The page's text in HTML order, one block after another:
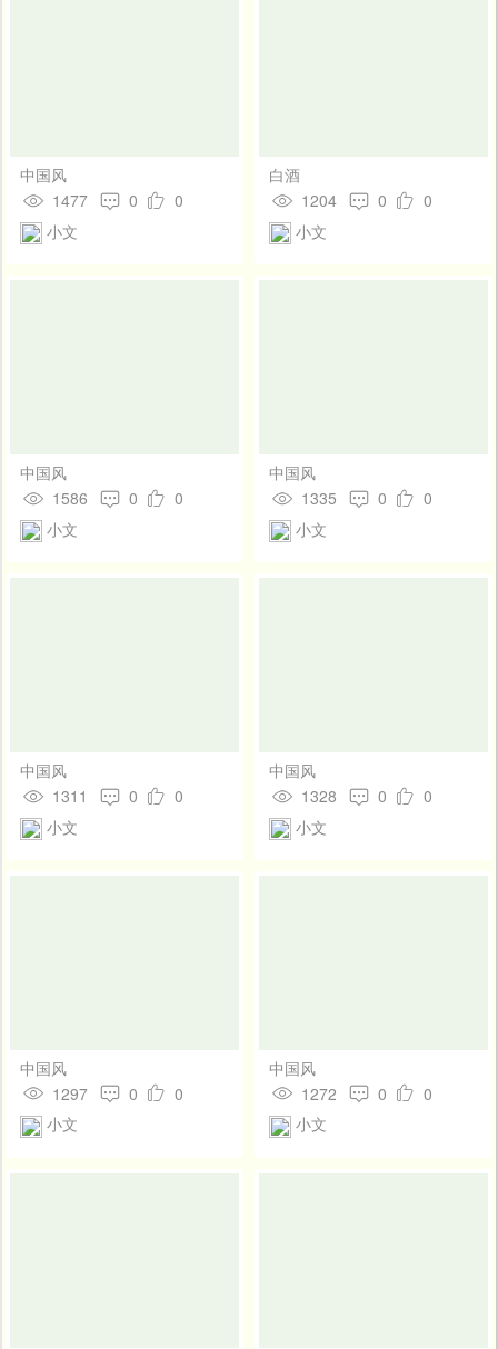
中国风
1477
0
0
小文
白酒
1204
0
0
小文
中国风
1586
0
0
小文
中国风
1335
0
0
小文
中国风
1311
0
0
小文
中国风
1328
0
0
小文
中国风
1297
0
0
小文
中国风
1272
0
0
小文